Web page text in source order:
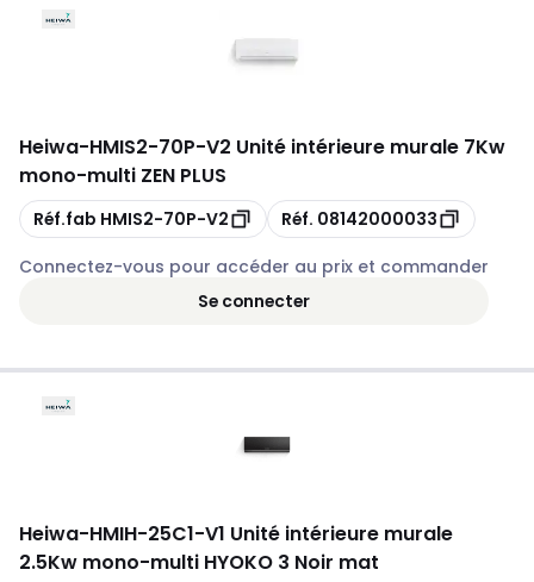
Heiwa-HMIS2-70P-V2 Unité intérieure murale 7Kw
mono-multi ZEN PLUS
Copie
Réf.fab HMIS2-70P-V2 Copie
Réf. 08142000033
Connectez-vous pour accéder au prix et commander
Se connecter
Heiwa-HMIH-25C1-V1 Unité intérieure murale
2.5Kw mono-multi HYOKO 3 Noir mat